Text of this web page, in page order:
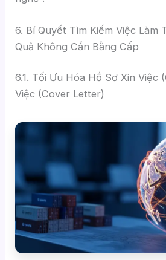
6. Bí Quyết Tìm Kiếm Việc Làm
Quả Không Cần Bằng Cấp
6.1. Tối Ưu Hóa Hồ Sơ Xin Việc
Việc (Cover Letter)